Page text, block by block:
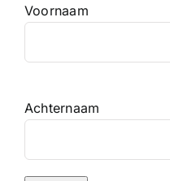
Voornaam
Achternaam